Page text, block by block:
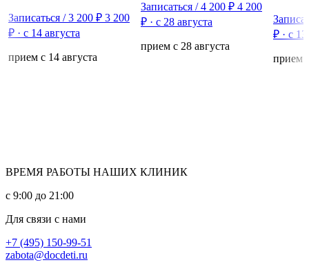
Записаться / 3 200 ₽ 3 200
₽ · с 14 августа
прием с 14 августа
Записаться / 4 200 ₽ 4 200
₽ · с 28 августа
прием с 28 августа
₽ · с 13
прием
ВРЕМЯ РАБОТЫ НАШИХ КЛИНИК
с 9:00 до 21:00
Для связи с нами
+7 (495) 150-99-51
zabota@docdeti.ru